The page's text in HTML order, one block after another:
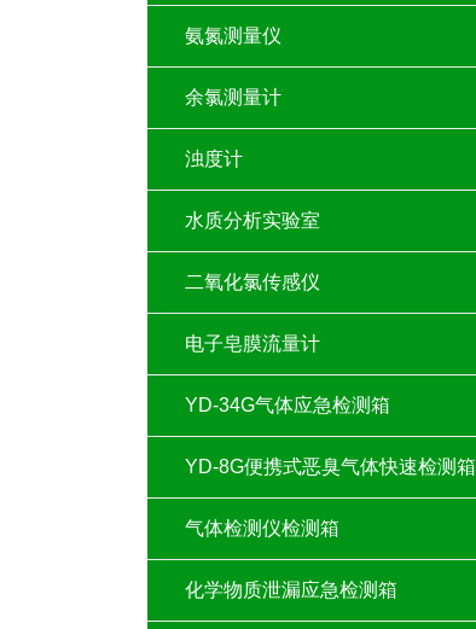
氨氮测量仪
余氯测量计
浊度计
水质分析实验室
二氧化氯传感仪
电子皂膜流量计
YD-34G气体应急检测箱
YD-8G便携式恶臭气体快速检测箱
气体检测仪检测箱
化学物质泄漏应急检测箱